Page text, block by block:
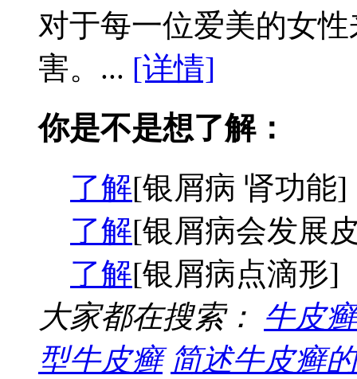
对于每一位爱美的女
害。... [详情]
你是不是想了解：
了解[银屑病 肾功能]
了解[银屑病会发展
了解[银屑病点滴形]
大家都在搜索： 牛皮
型牛皮癣 简述牛皮癣